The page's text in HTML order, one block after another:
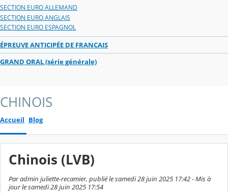
SECTION EURO ALLEMAND
SECTION EURO ANGLAIS
SECTION EURO ESPAGNOL
ÉPREUVE ANTICIPÉE DE FRANÇAIS
GRAND ORAL (série générale)
CHINOIS
Accueil Blog
Chinois (LVB)
Par admin juliette-recamier, publié le samedi 28 juin 2025 17:42 - Mis à
jour le samedi 28 juin 2025 17:54